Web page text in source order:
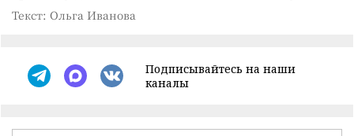
Текст: Ольга Иванова
Подписывайтесь на наши
каналы